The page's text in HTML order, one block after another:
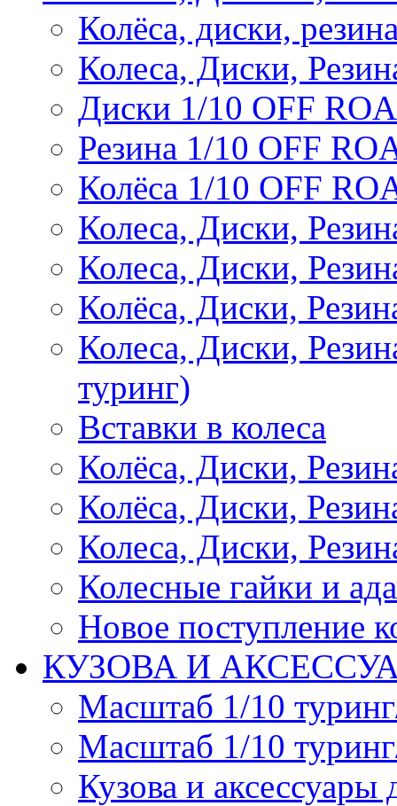
Колёса, диски,
Колеса, Диски,
Диски 1/10 OFF
Резина 1/10 OFF
Колёса 1/10 OFF
Колеса, Диски,
Колеса, Диски,
Колёса, Диски,
Колеса, Диски,
туринг)
Вставки в колеса
Колёса, Диски,
Колёса, Диски,
Колеса, Диски,
Колесные гайки и
Новое поступление
КУЗОВА И
Масштаб 1/10
Масштаб 1/10
Кузова и